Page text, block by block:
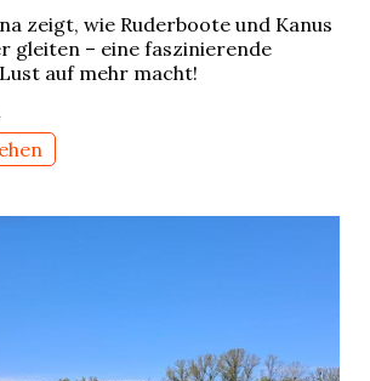
zeigt, wie Ruderboote und Kanus
gleiten – eine faszinierende
auf mehr macht!